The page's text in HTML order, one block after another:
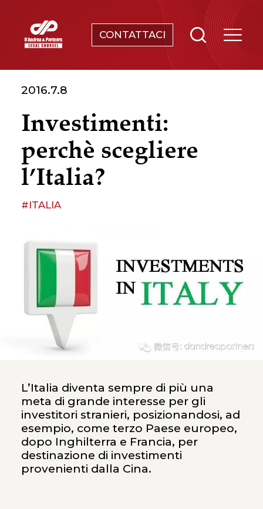
CONTATTACI
CHI SIAMO
NEWS & EVENTI
CONOSCENZE
CONTATTI
2016.7.8
Investimenti:
perchè scegliere
l’Italia?
#ITALIA
L’Italia diventa sempre di più una
meta di grande interesse per gli
investitori stranieri, posizionandosi, ad
esempio, come terzo Paese europeo,
dopo Inghilterra e Francia, per
destinazione di investimenti
provenienti dalla Cina.